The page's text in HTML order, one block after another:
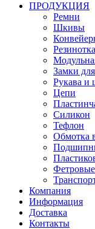
ПРОДУКЦИЯ
Ремни
Шкивы
Замки
Рукава и
Цепи
Силикон
Тефлон
Обмотка
Компания
Информация
Доставка
Контакты